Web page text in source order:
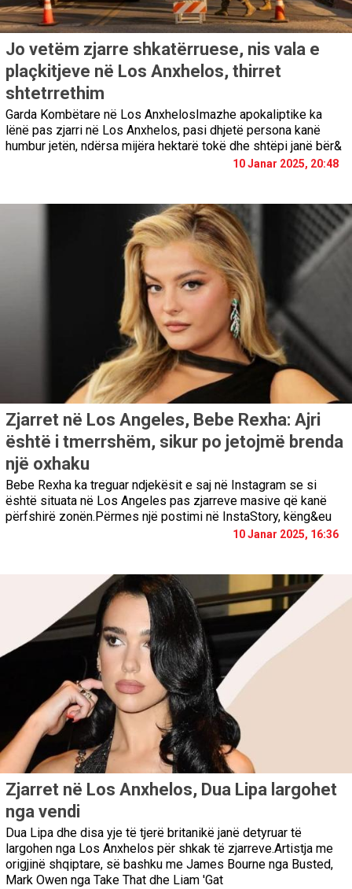
Jo vetëm zjarre shkatërruese, nis vala e
plaçkitjeve në Los Anxhelos, thirret
shtetrrethim
Garda Kombëtare në Los AnxhelosImazhe apokaliptike ka
lënë pas zjarri në Los Anxhelos, pasi dhjetë persona kanë
humbur jetën, ndërsa mijëra hektarë tokë dhe shtëpi janë bër&
10 Janar 2025, 20:48
Zjarret në Los Angeles, Bebe Rexha: Ajri
është i tmerrshëm, sikur po jetojmë brenda
një oxhaku
Bebe Rexha ka treguar ndjekësit e saj në Instagram se si
është situata në Los Angeles pas zjarreve masive që kanë
përfshirë zonën.Përmes një postimi në InstaStory, këng&eu
10 Janar 2025, 16:36
Zjarret në Los Anxhelos, Dua Lipa largohet
nga vendi
Dua Lipa dhe disa yje të tjerë britanikë janë detyruar të
largohen nga Los Anxhelos për shkak të zjarreve.Artistja me
origjinë shqiptare, së bashku me James Bourne nga Busted,
Mark Owen nga Take That dhe Liam 'Gat